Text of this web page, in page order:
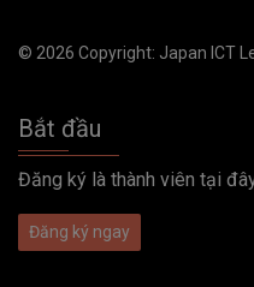
© 2026 Copyright: Japan ICT
Bắt đầu
Đăng ký là thành viên tại
Đăng ký ngay